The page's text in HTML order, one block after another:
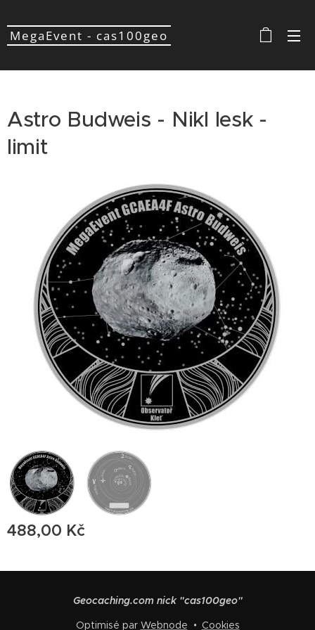
MegaEvent - cas100geo
Astro Budweis - Nikl lesk -
limit
488,00 Kč
Geocaching.com nick "cas100geo"
Optimisé par Webnode Cookies